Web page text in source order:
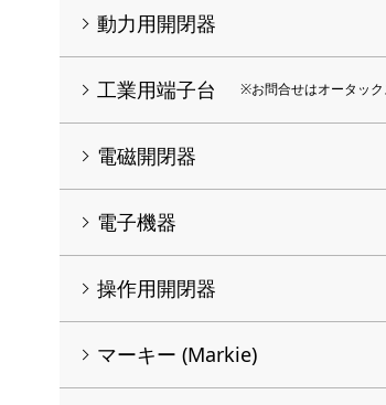
動力用開閉器
工業用端子台 ※お問合せはオータッ
電磁開閉器
電子機器
操作用開閉器
マーキー (Markie)